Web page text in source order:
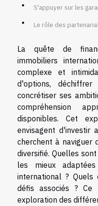
S'appuyer sur les
Le rôle des
La quête de
immobiliers
complexe et
d'options,
concrétiser ses
compréhension
disponibles. Cet
envisagent d'investir
cherchent à naviguer
diversifié. Quelles
les mieux
international ?
défis associés ?
exploration des